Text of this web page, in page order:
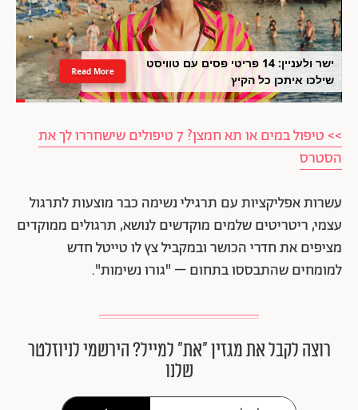
ישר ולעניין: 14 פריטי פסים עם טוויסט
שילכו איתכן כל הקיץ
Read More
>> טיפול במים או תא חמצן? 7 טיפולים שישחררו לך את
הסטרס
עשרות אפליקציות עם תרגילי נשימה כבר מוצעות לתרגול
עצמי, ריטריטים שלמים מוקדשים לנושא, תרגולים ממוקדים
מציפים את חדרי הכושר ובמקביל צץ לו טייטל חדש
למומחים שהתבססו בתחום – "גורו נשימות".
רוצה לקבל את מגזין ״את״ למייל? הירשמי לניוזלטר
שלנו